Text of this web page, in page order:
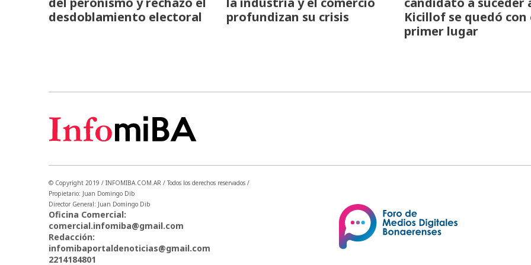
desdoblamiento electoral
profundizan su crisis
Kicillof se quedó con
primer lugar
© Copyright 2019 / INFOMIBA.COM.AR / Todos los derechos reservados /
Propietario: Juan Domingo Dib
Director General: Juan Domingo Dib
Oficina Comercial:
comercial.infomiba@gmail.com
Redacción:
infomibaportaldenoticias@gmail.com
2214184801